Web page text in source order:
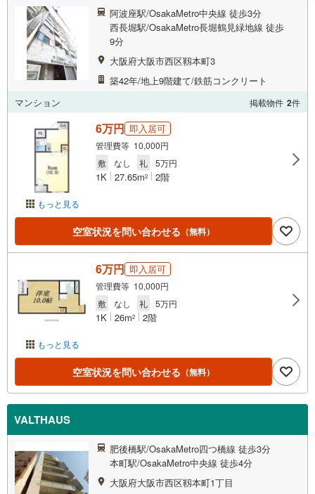
阿波座駅/OsakaMetro中央線 徒歩3分
西長堀駅/OsakaMetro長堀鶴見緑地線 徒歩
9分
大阪府大阪市西区靱本町3
築42年/地上9階建て/鉄筋コンクリート
マンション
掲載物件 2件
もっと見る
6万円 即入居可
管理費等 10,000円
敷
なし 礼 5万円
1K 27.65m2 2階
空室状況を問い合わせる （無料）
もっと見る
6万円 即入居可
管理費等 10,000円
敷
なし 礼 5万円
1K 26m2 2階
空室状況を問い合わせる （無料）
VALTHAUS
肥後橋駅/OsakaMetro四つ橋線 徒歩3分
本町駅/OsakaMetro中央線 徒歩4分
大阪府大阪市西区靱本町1丁目